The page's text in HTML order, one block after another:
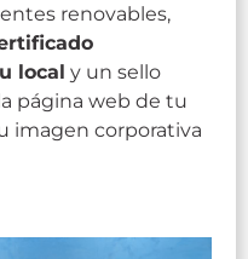
renovables,
local y un sello
página web de tu
imagen corporativa